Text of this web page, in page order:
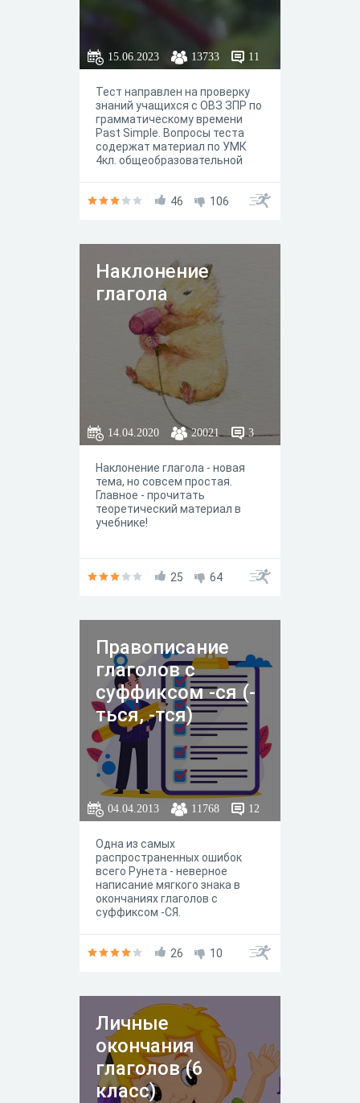
образованному человеку в
первую очередь неприятно
видеть такие банальные
ошибки в текстах.
15.06.2023 13733 11
Тест направлен на проверку
знаний учащихся с ОВЗ ЗПР по
грамматическому времени
Past Simple. Вопросы теста
содержат материал по УМК
4кл. общеобразовательной
46 106
Наклонение
глагола
14.04.2020 20021 3
Наклонение глагола - новая
тема, но совсем простая.
Главное - прочитать
теоретический материал в
учебнике!
25 64
Правописание
глаголов с
суффиксом -ся (-
ться, -тся)
04.04.2013 11768 12
Одна из самых
распространенных ошибок
всего Рунета - неверное
написание мягкого знака в
окончаниях глаголов с
суффиксом -СЯ.
26 10
Личные
окончания
глаголов (6
класс)